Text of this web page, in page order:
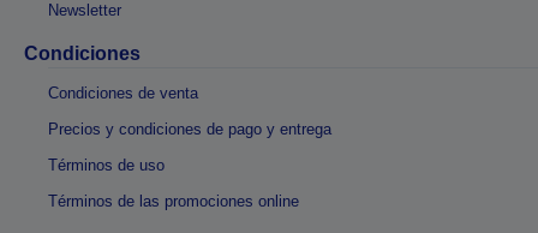
Newsletter
Condiciones
Condiciones de venta
Precios y condiciones de pago y entrega
Términos de uso
Términos de las promociones online